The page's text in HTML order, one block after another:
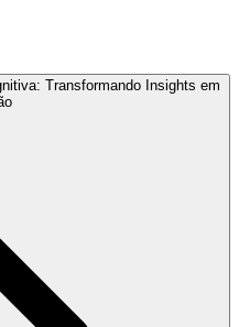
Transformando Insights em